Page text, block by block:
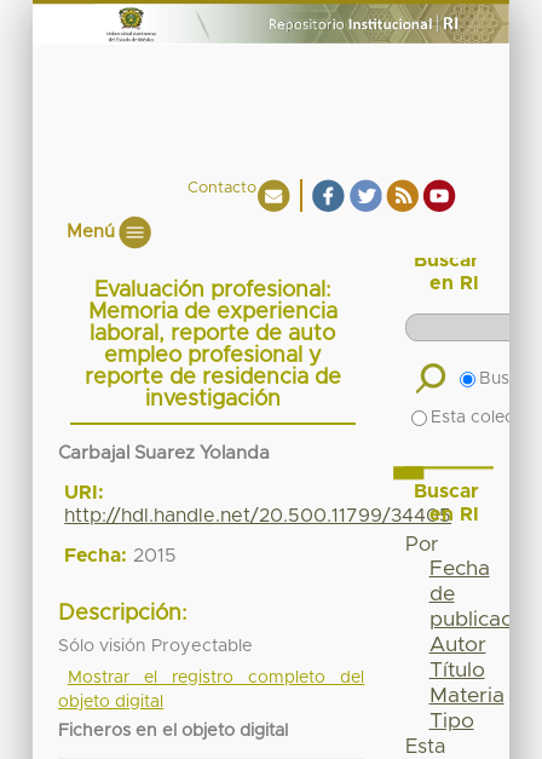
Contacto
Menú
Evaluación profesional:
Memoria de experiencia
laboral, reporte de auto
empleo profesional y
reporte de residencia de
investigación
Carbajal Suarez Yolanda
URI:
http://hdl.handle.net/20.500.11799/34405
Fecha: 2015
Descripción:
Sólo visión Proyectable
Mostrar el registro completo del
objeto digital
Ficheros en el objeto digital
Buscar
en RI
Buscar
Esta
Buscar
en RI
Por
Fecha
de
publicación
Autor
Título
Materia
Tipo
Esta